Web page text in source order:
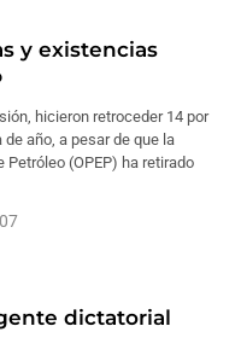
y existencias
hicieron retroceder 14 por
año, a pesar de que la
Petróleo (OPEP) ha retirado
dictatorial